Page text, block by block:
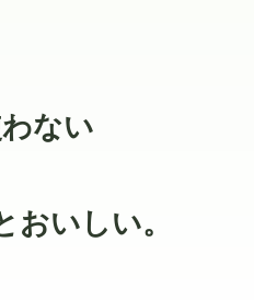
ない
いしい。